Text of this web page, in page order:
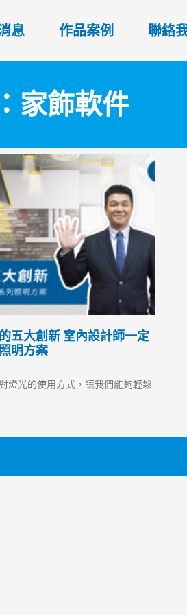
息 作品案例 聯絡
家飾軟件
五大創新 室內設計師一定
明方案
燈光的使用方式，讓我們能夠輕鬆